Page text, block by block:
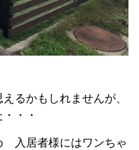
るかもしれませんが、
・・
入居者様にはワンちゃ